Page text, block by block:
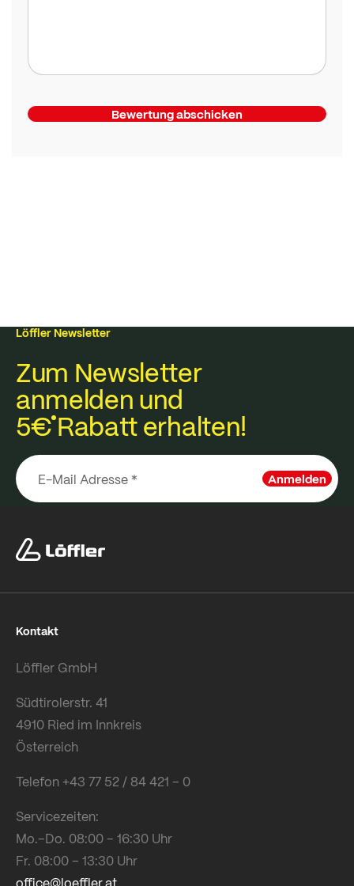
Bewertung abschicken
Löffler Newsletter
Zum Newsletter
anmelden und
5€Rabatt erhalten!
Anmelden
Kontakt
Löffler GmbH
Südtirolerstr. 41
4910 Ried im Innkreis
Österreich
Telefon +43 77 52 / 84 421 – 0
Servicezeiten:
Mo.–Do. 08:00 – 16:30 Uhr
Fr. 08:00 – 13:30 Uhr